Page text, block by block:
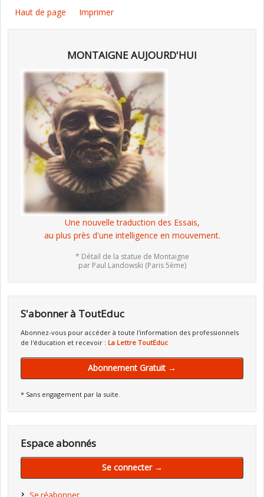
Haut de page Imprimer
MONTAIGNE AUJOURD'HUI
Une nouvelle traduction des Essais,
au plus près d'une intelligence en mouvement.
* Détail de la statue de Montaigne
par Paul Landowski (Paris 5ème)
S'abonner à ToutEduc
Abonnez-vous pour accéder à toute l'information des professionnels
de l'éducation et recevoir : La Lettre ToutEduc
Abonnement Gratuit →
* Sans engagement par la suite.
Espace abonnés
Se connecter →